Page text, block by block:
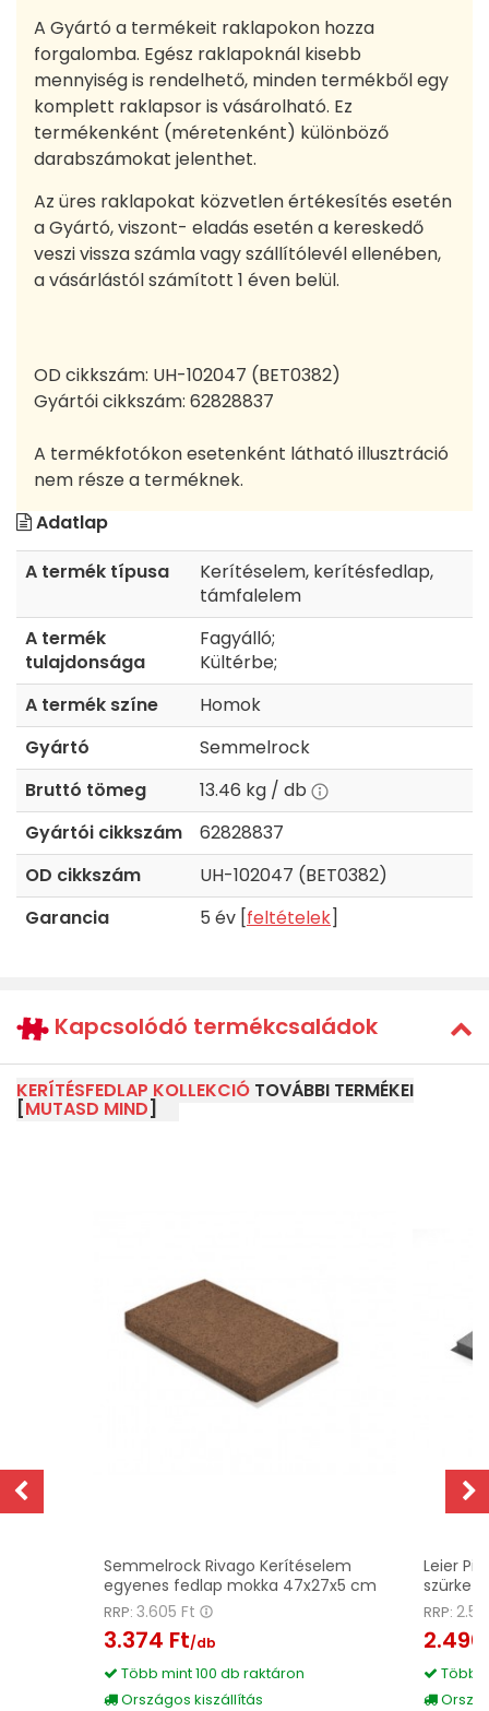
A Gyártó a termékeit raklapokon hozza
forgalomba. Egész raklapoknál kisebb
mennyiség is rendelhető, minden termékből egy
komplett raklapsor is vásárolható. Ez
termékenként (méretenként) különböző
darabszámokat jelenthet.
Az üres raklapokat közvetlen értékesítés esetén
a Gyártó, viszont- eladás esetén a kereskedő
veszi vissza számla vagy szállítólevél ellenében,
a vásárlástól számított 1 éven belül.
OD cikkszám: UH-102047 (BET0382)
Gyártói cikkszám: 62828837
A termékfotókon esetenként látható illusztráció
nem része a terméknek.
Adatlap
A termék típusa
Kerítéselem, kerítésfedlap,
támfalelem
A termék
tulajdonsága
Fagyálló;
Kültérbe;
A termék színe
Homok
Gyártó
Semmelrock
Bruttó tömeg
13.46 kg / db
Gyártói cikkszám
62828837
OD cikkszám
UH-102047 (BET0382)
Garancia
5 év [feltételek]
Kapcsolódó termékcsaládok
KERÍTÉSFEDLAP KOLLEKCIÓ TOVÁBBI TERMÉKEI
[MUTASD MIND]
Semmelrock Rivago Kerítéselem
egyenes fedlap mokka 47x27x5 cm
RRP: 3.605 Ft
3.374 Ft/db
Több mint 100 db raktáron
Országos kiszállítás
Leier
szürke
RRP:
Több